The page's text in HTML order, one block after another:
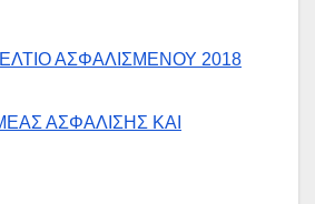
ΑΣΦΑΛΙΣΜΕΝΟΥ 2018
ΑΣΦΑΛΙΣΗΣ ΚΑΙ